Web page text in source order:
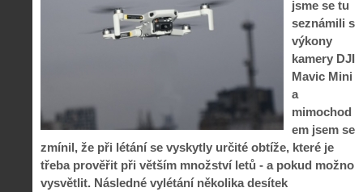
jsme se tu
seznámili s
výkony
kamery DJI
Mavic Mini
a
mimochod
em jsem se
zmínil, že při létání se vyskytly určité obtíže, které je
třeba prověřit při větším množství letů - a pokud možno
vysvětlit. Následné vylétání několika desítek